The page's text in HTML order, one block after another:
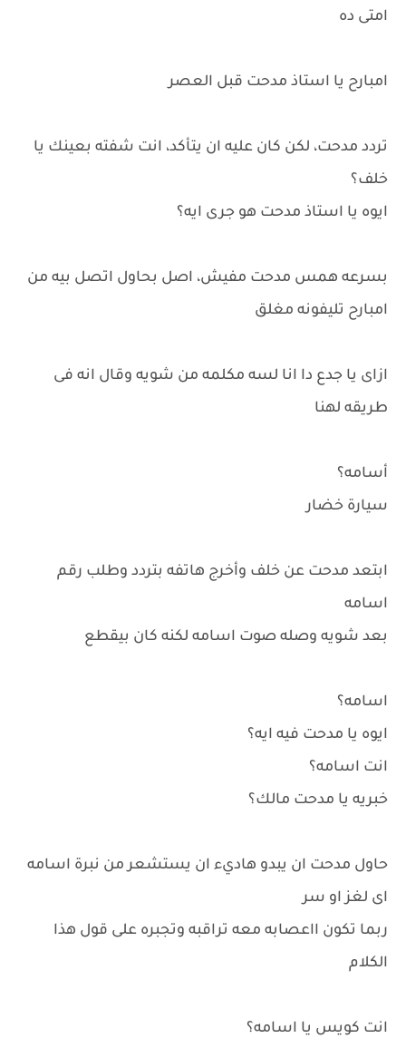
امتى ده
امبارح يا استاذ مدحت قبل العصر
تردد مدحت، لكن كان عليه ان يتأكد، انت شفته بعينك يا
خلف؟
ايوه يا استاذ مدحت هو جرى ايه؟
بسرعه همس مدحت مفيش، اصل بحاول اتصل بيه من
امبارح تليفونه مغلق
ازاى يا جدع دا انا لسه مكلمه من شويه وقال انه فى
طريقه لهنا
أسامه؟
سيارة خضار
ابتعد مدحت عن خلف وأخرج هاتفه بتردد وطلب رقم
اسامه
بعد شويه وصله صوت اسامه لكنه كان بيقطع
اسامه؟
ايوه يا مدحت فيه ايه؟
انت اسامه؟
خبريه يا مدحت مالك؟
حاول مدحت ان يبدو هاديء ان يستشعر من نبرة اسامه
اى لغز او سر
ربما تكون ااعصابه معه تراقبه وتجبره على قول هذا
الكلام
انت كويس يا اسامه؟